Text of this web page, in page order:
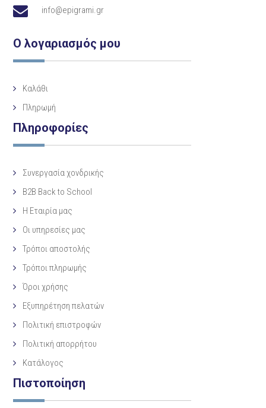
info@epigrami.gr
Ο λογαριασμός μου
Καλάθι
Πληρωμή
Πληροφορίες
Συνεργασία χονδρικής
B2B Back to School
Η Eταιρία μας
Οι υπηρεσίες μας
Τρόποι αποστολής
Τρόποι πληρωμής
Όροι χρήσης
Εξυπηρέτηση πελατών
Πολιτική επιστροφών
Πολιτική απορρήτου
Κατάλογος
Πιστοποίηση